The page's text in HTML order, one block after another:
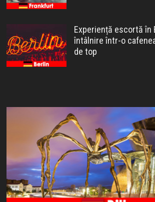
Experiență escortă în
întâlnire într-o
de top